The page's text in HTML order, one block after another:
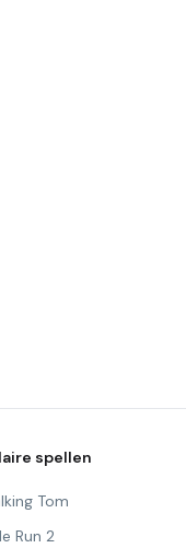
spellen
Tom
Run 2